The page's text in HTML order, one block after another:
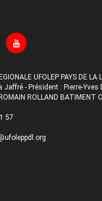
UFOLEP PAYS DE LA
Jaffré - Président : Pierre-Yves
ROLLAND BATIMENT C
57